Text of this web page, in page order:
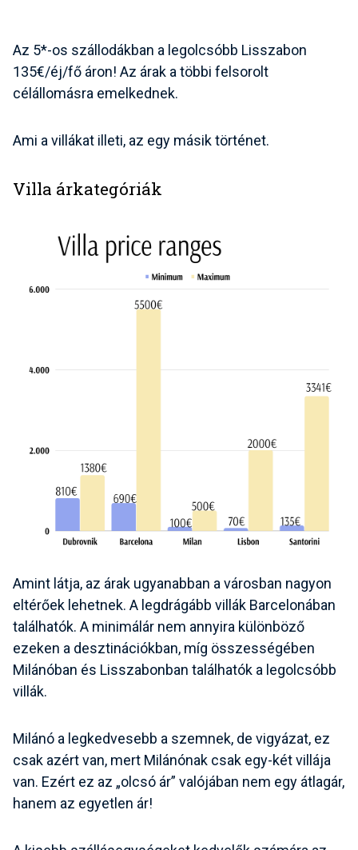
Az 5*-os szállodákban a legolcsóbb Lisszabon
135€/éj/fő áron! Az árak a többi felsorolt
célállomásra emelkednek.
Ami a villákat illeti, az egy másik történet.
Villa árkategóriák
Amint látja, az árak ugyanabban a városban nagyon
eltérőek lehetnek. A legdrágább villák Barcelonában
találhatók. A minimálár nem annyira különböző
ezeken a desztinációkban, míg összességében
Milánóban és Lisszabonban találhatók a legolcsóbb
villák.
Milánó a legkedvesebb a szemnek, de vigyázat, ez
csak azért van, mert Milánónak csak egy-két villája
van. Ezért ez az „olcsó ár” valójában nem egy átlagár,
hanem az egyetlen ár!